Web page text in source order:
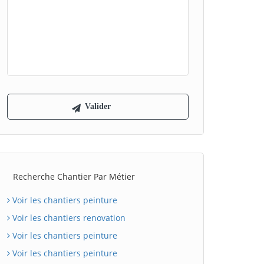
Recherche Chantier Par Métier
Voir les chantiers peinture
Voir les chantiers renovation
Voir les chantiers peinture
Voir les chantiers peinture